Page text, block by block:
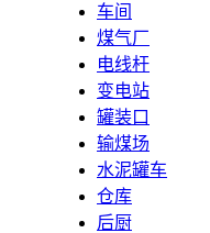
车间
煤气厂
电线杆
变电站
罐装口
输煤场
水泥罐车
仓库
后厨